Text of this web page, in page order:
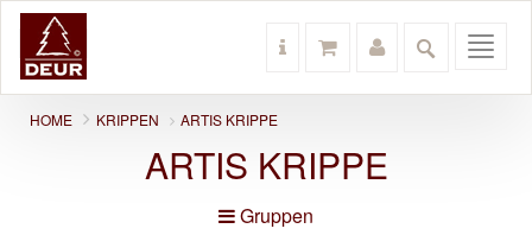
HOME KRIPPEN ARTIS KRIPPE
ARTIS KRIPPE
Gruppen